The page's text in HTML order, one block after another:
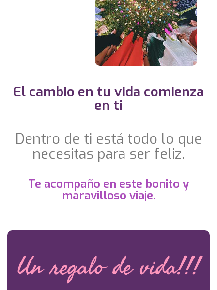
El cambio en tu vida comienza
en ti
Dentro de ti está todo lo que
necesitas para ser feliz.
Te acompaño en este bonito y
maravilloso viaje.
Un regalo de vida!!!